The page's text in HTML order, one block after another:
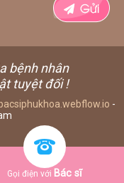
-
bệnh nhân
tuyệt đối !
Gọi điện với Bác sĩ